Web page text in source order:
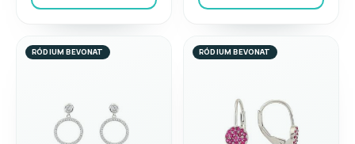
RÓDIUM BEVONAT RÓDIUM BEVONAT